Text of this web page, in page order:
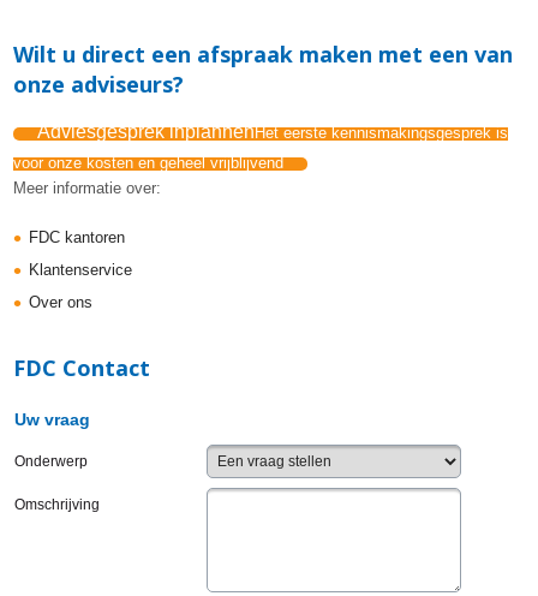
Wilt u direct een afspraak maken met een van
onze adviseurs?
Adviesgesprek inplannenHet eerste kennismakingsgesprek is
voor onze kosten en geheel vrijblijvend
Meer informatie over:
FDC kantoren
Klantenservice
Over ons
FDC Contact
Uw vraag
Onderwerp
Omschrijving